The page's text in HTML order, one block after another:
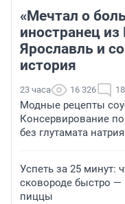
«Мечтал о
иностранец
Ярославль и
история
23 часа 16 326 18
Модные рецепты
Консервирование
без глутамата
Успеть за 25 минут:
сковороде быстро —
пиццы